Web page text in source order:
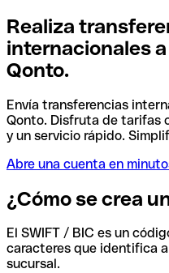
Realiza
internacionales
Qonto.
Envía transferencias
Qonto. Disfruta de tarifas
y un servicio rápido.
Abre una cuenta en
¿Cómo se crea
El SWIFT / BIC es un
caracteres que identifica
sucursal.